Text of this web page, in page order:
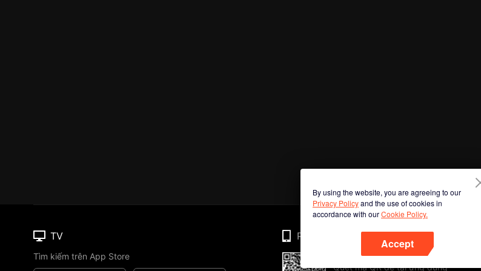
By using the website, you are agreeing to our
Privacy Policyand the use of cookies in
accordance with ourCookie Policy.
Accept
TV
Tìm kiếm trên App Store
Phone
Quét mã QR để tải ứng dụng